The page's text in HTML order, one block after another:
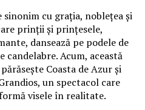
cu grația, noblețea și
prinții și prințesele,
dansează pe podele de
candelabre. Acum, această
Coasta de Azur și
un spectacol care
visele în realitate.